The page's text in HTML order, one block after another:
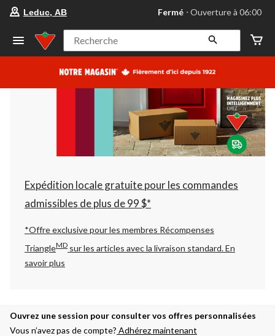
votre
préféré
Leduc,
AB,
courament
Ouverture
à
06:00
cliquer
pour
changer
Leduc, AB Fermé ⋅ Ouverture à 06:00
Recherche
Expédition locale gratuite pour les commandes
admissibles de plus de 99 $*
*Offre exclusive pour les membres Récompenses
TriangleMD sur les articles avec la livraison standard.En
savoir plus
Ouvrez une session pour consulter vos offres personnalisées
Vous n’avez pas de compte? Adhérez maintenant